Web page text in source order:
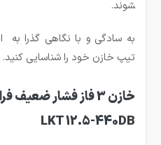
شوند.
به سادگی و با نگاهی گذرا به
تیپ خازن خود را شناسایی کنید.
LKT 12.5-440DB